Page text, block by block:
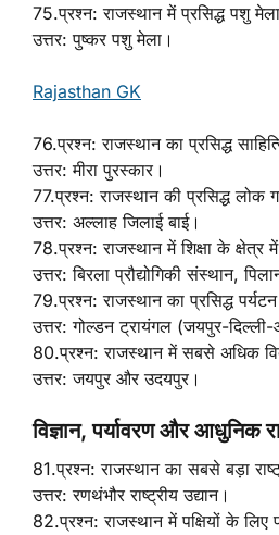
75.प्रश्न: राजस्थान में प्रसिद्ध पशु
उत्तर: पुष्कर पशु मेला।
Rajasthan GK
76.प्रश्न: राजस्थान का प्रसिद्ध
उत्तर: मीरा पुरस्कार।
77.प्रश्न: राजस्थान की प्रसिद्ध लोक
उत्तर: अल्लाह जिलाई बाई।
78.प्रश्न: राजस्थान में शिक्षा के क्षेत्र
उत्तर: बिरला प्रौद्योगिकी संस्थान,
79.प्रश्न: राजस्थान का प्रसिद्ध
उत्तर: गोल्डन ट्रायंगल (जयपुर-
80.प्रश्न: राजस्थान में सबसे अधिक
उत्तर: जयपुर और उदयपुर।
विज्ञान, पर्यावरण और आधुनिक
81.प्रश्न: राजस्थान का सबसे बड़ा
उत्तर: रणथंभौर राष्ट्रीय उद्यान।
82.प्रश्न: राजस्थान में पक्षियों के लिए